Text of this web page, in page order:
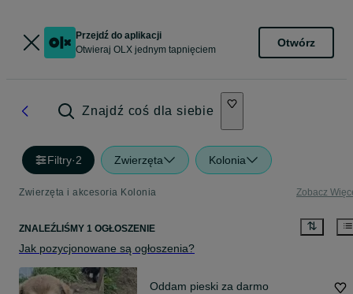
Przejdź do aplikacji
Otwieraj OLX jednym tapnięciem
Otwórz
Znajdź coś dla siebie
Filtry·2 Zwierzęta Kolonia
Zwierzęta i akcesoria Kolonia Zobacz
ZNALEŹLIŚMY 1 OGŁOSZENIE
Jak pozycjonowane są ogłoszenia?
Oddam pieski za darmo